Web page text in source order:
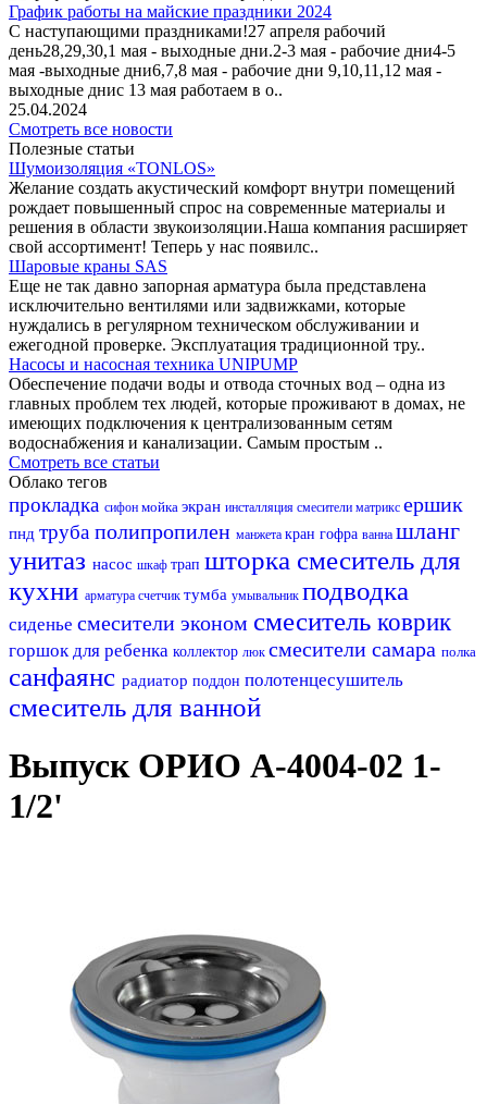
График работы на майские праздники 2024
С наступающими праздниками!27 апреля рабочий
день28,29,30,1 мая - выходные дни.2-3 мая - рабочие дни4-5
мая -выходные дни6,7,8 мая - рабочие дни 9,10,11,12 мая -
выходные днис 13 мая работаем в о..
25.04.2024
Смотреть все новости
Полезные статьи
Шумоизоляция «TONLOS»
Желание создать акустический комфорт внутри помещений
рождает повышенный спрос на современные материалы и
решения в области звукоизоляции.Наша компания расширяет
свой ассортимент! Теперь у нас появилс..
Шаровые краны SAS
Еще не так давно запорная арматура была представлена
исключительно вентилями или задвижками, которые
нуждались в регулярном техническом обслуживании и
ежегодной проверке. Эксплуатация традиционной тру..
Насосы и насосная техника UNIPUMP
Обеспечение подачи воды и отвода сточных вод – одна из
главных проблем тех людей, которые проживают в домах, не
имеющих подключения к централизованным сетям
водоснабжения и канализации. Самым простым ..
Смотреть все статьи
Облако тегов
прокладка сифон мойка экран инсталляция смесители матрикс ершик
пнд труба полипропилен манжета кран гофра ванна шланг
унитаз насос шкаф трап шторка смеситель для
кухни арматура счетчик тумба умывальник подводка
сиденье смесители эконом смеситель коврик
горшок для ребенка коллектор люк смесители самара полка
санфаянс радиатор поддон полотенцесушитель
смеситель для ванной
Выпуск ОРИО А-4004-02 1-
1/2'